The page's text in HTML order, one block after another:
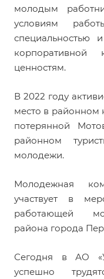
молодым
условиям
специальностью
корпоративной
ценностям.
В 2022 году
место в районном
потерянной
районном
молодежи.
Молодежная
участвует в
работающей
района города
Сегодня в АО
успешно